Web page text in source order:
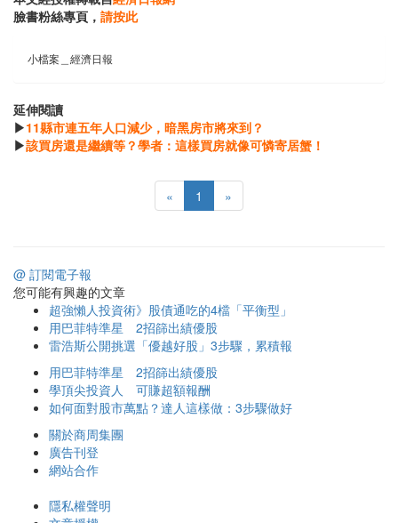
臉書粉絲專頁， 請按此
小檔案＿經濟日報
延伸閱讀
▶11縣市連五年人口減少，暗黑房市將來到？
▶該買房還是繼續等？學者：這樣買房就像可憐寄居蟹！
« 1 »
@ 訂閱電子報
您可能有興趣的文章
超強懶人投資術》股債通吃的4檔「平衡型」
用巴菲特準星 2招篩出績優股
雷浩斯公開挑選「優越好股」3步驟，累積報
用巴菲特準星 2招篩出績優股
學頂尖投資人 可賺超額報酬
如何面對股市萬點？達人這樣做：3步驟做好
關於商周集團
廣告刊登
網站合作
隱私權聲明